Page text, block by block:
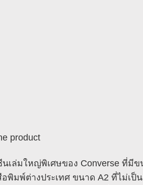
product
เล่มใหญ่พิเศษของ Converse ที่มีข
พิมพ์ต่างประเทศ ขนาด A2 ที่ไม่เป็น